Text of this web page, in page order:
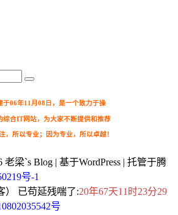
06年11月08日，是一个致力于操
综合IT网站，为大家不断提供和推荐
，所以专业；因为专业，所以卓越！
老梁`s Blog | 基于WordPress | 托管于腾
号-1
） 已苟延残喘了:20年67天11时23分29
号